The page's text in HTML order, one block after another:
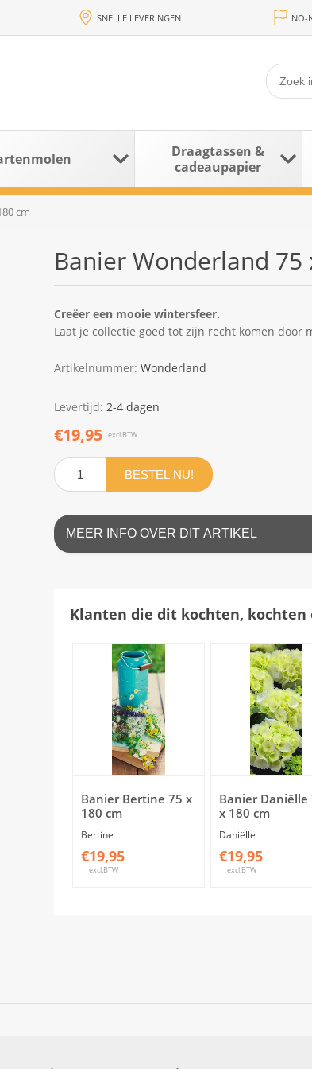
SNELLE LEVERINGEN NO-
Draagtassen &
cadeaupapier
cm
Banier Wonderland 75
Creëer een mooie wintersfeer.
Laat je collectie goed tot zijn recht komen
Artikelnummer: Wonderland
Levertijd: 2-4 dagen
€19,95 excl.BTW
BESTEL NU!
MEER INFO OVER DIT ARTIKEL
Klanten die dit kochten, kochten
Banier Bertine 75 x
180 cm
Bertine
€19,95
excl.BTW
Banier Daniëlle
x 180 cm
Daniëlle
€19,95
excl.BTW